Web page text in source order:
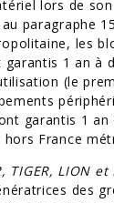
lors de
paragraphe
les
garantis 1 an à
(le
garantis 1 an
France
TIGER, LION
des